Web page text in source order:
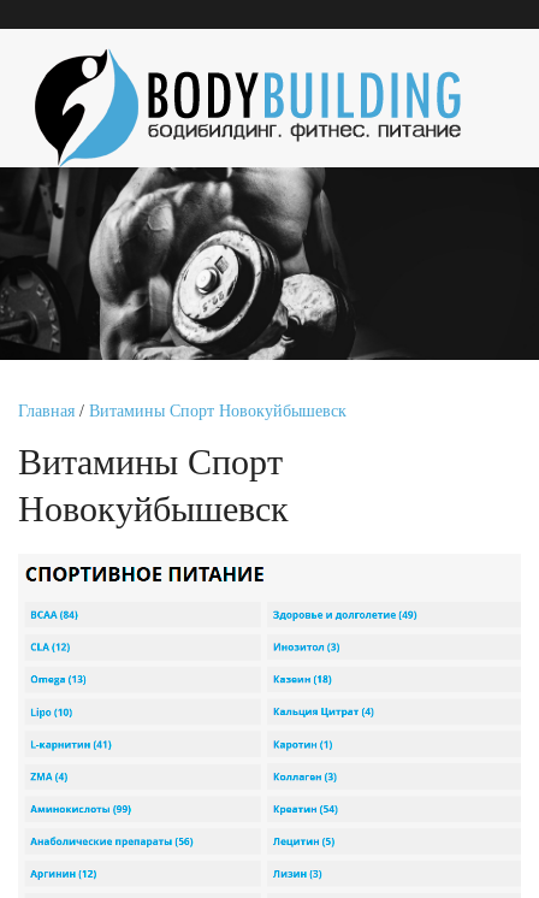
Главная / Витамины Спорт Новокуйбышевск
Витамины Спорт
Новокуйбышевск